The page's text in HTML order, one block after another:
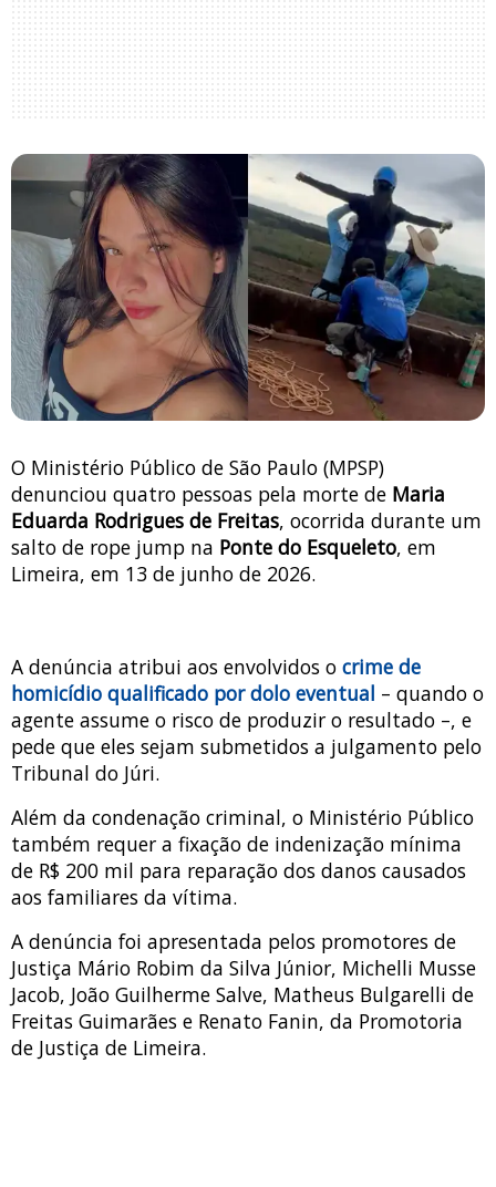
O Ministério Público de São Paulo (MPSP)
denunciou quatro pessoas pela morte de Maria
Eduarda Rodrigues de Freitas, ocorrida durante um
salto de rope jump na Ponte do Esqueleto, em
Limeira, em 13 de junho de 2026.
A denúncia atribui aos envolvidos o crime de
homicídio qualificado por dolo eventual – quando o
agente assume o risco de produzir o resultado –, e
pede que eles sejam submetidos a julgamento pelo
Tribunal do Júri.
Além da condenação criminal, o Ministério Público
também requer a fixação de indenização mínima
de R$ 200 mil para reparação dos danos causados
aos familiares da vítima.
A denúncia foi apresentada pelos promotores de
Justiça Mário Robim da Silva Júnior, Michelli Musse
Jacob, João Guilherme Salve, Matheus Bulgarelli de
Freitas Guimarães e Renato Fanin, da Promotoria
de Justiça de Limeira.